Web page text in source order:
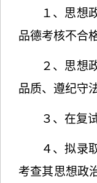
１、思想
品德考核不合
２、思想
品质、遵纪守
３、在复
４、拟录
考查其思想政